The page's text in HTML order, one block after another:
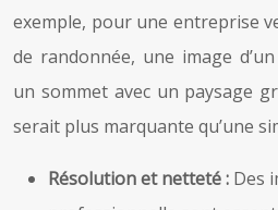
exemple, pour une entreprise
de randonnée, une image
un sommet avec un paysage
serait plus marquante qu’une
Résolution et netteté : Des